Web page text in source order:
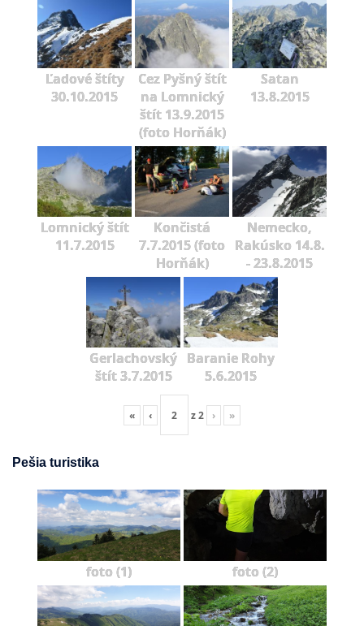
Ľadové štíty
30.10.2015
Cez Pyšný štít
na Lomnický
štít 13.9.2015
(foto Horňák)
Satan
13.8.2015
Lomnický štít
11.7.2015
Končistá
7.7.2015 (foto
Horňák)
Nemecko,
Rakúsko 14.8.
- 23.8.2015
Gerlachovský
štít 3.7.2015
Baranie Rohy
5.6.2015
« ‹ z2 › »
Pešia turistika
foto (1) foto (2)